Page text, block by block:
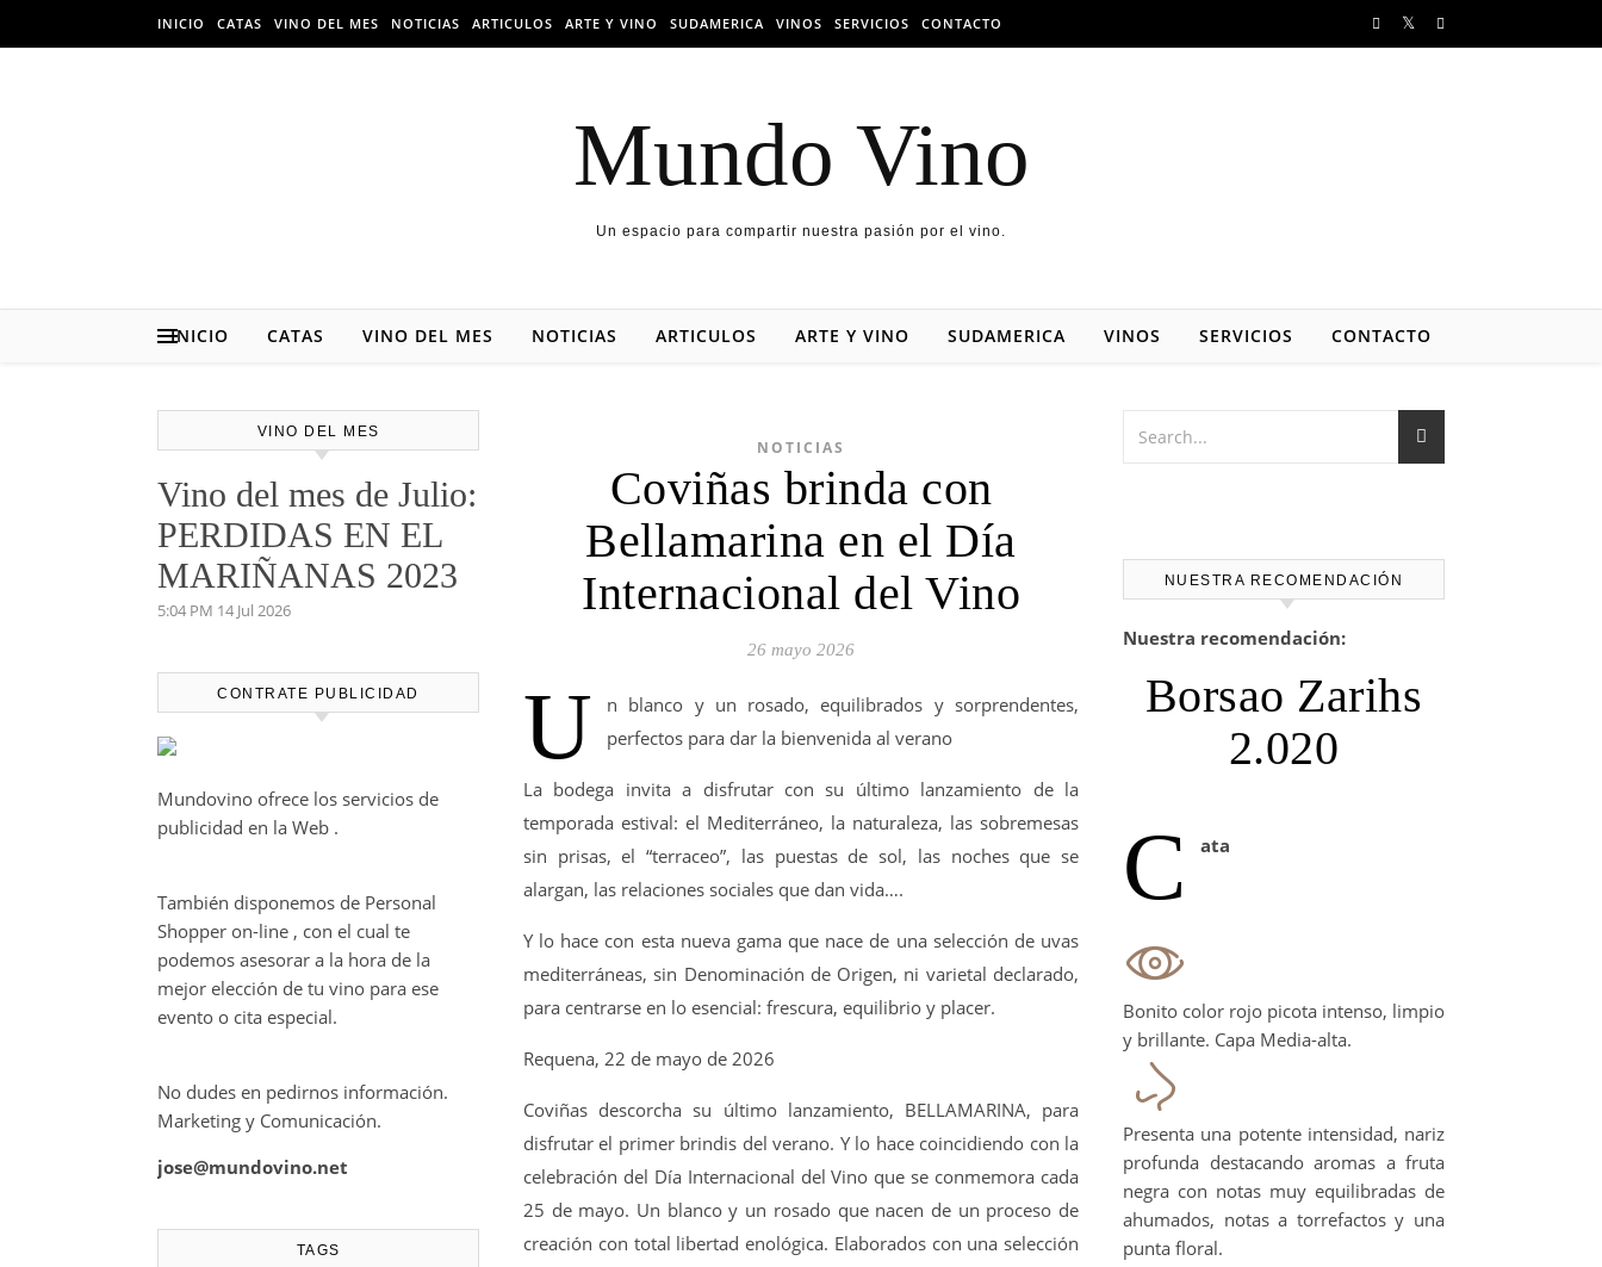
INICIO CATAS VINO DEL MES NOTICIAS ARTICULOS ARTE Y VINO SUDAMERICA VINOS SERVICIOS CONTACTO
Mundo Vino
Un espacio para compartir nuestra pasión por el vino.
INICIO CATAS VINO DEL MES NOTICIAS ARTICULOS ARTE Y VINO SUDAMERICA VINOS SERVICIOS CONTACTO
VINO DEL MES
Vino del mes de Julio:
PERDIDAS EN EL
MARIÑANAS 2023
5:04 PM 14 Jul 2026
CONTRATE PUBLICIDAD
Mundovino ofrece los servicios de
publicidad en la Web .
También disponemos de Personal
Shopper on-line , con el cual te
podemos asesorar a la hora de la
mejor elección de tu vino para ese
evento o cita especial.
No dudes en pedirnos información.
Marketing y Comunicación.
jose@mundovino.net
TAGS
NOTICIAS
Coviñas brinda con
Bellamarina en el Día
Internacional del Vino
26 mayo 2026
U
n blanco y un rosado, equilibrados y sorprendentes,
perfectos para dar la bienvenida al verano
La bodega invita a disfrutar con su último lanzamiento de la
temporada estival: el Mediterráneo, la naturaleza, las sobremesas
sin prisas, el “terraceo”, las puestas de sol, las noches que se
alargan, las relaciones sociales que dan vida….
Y lo hace con esta nueva gama que nace de una selección de uvas
mediterráneas, sin Denominación de Origen, ni varietal declarado,
para centrarse en lo esencial: frescura, equilibrio y placer.
Requena, 22 de mayo de 2026
Coviñas descorcha su último lanzamiento, BELLAMARINA, para
disfrutar el primer brindis del verano. Y lo hace coincidiendo con la
celebración del Día Internacional del Vino que se conmemora cada
25 de mayo. Un blanco y un rosado que nacen de un proceso de
creación con total libertad enológica. Elaborados con una selección
NUESTRA RECOMENDACIÓN
Nuestra recomendación:
Borsao Zarihs
2.020
C ata
Bonito color rojo picota intenso, limpio
y brillante. Capa Media-alta.
Presenta una potente intensidad, nariz
profunda destacando aromas a fruta
negra con notas muy equilibradas de
ahumados, notas a torrefactos y una
punta floral.